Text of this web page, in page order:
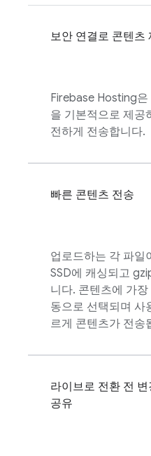
보안 연결로 콘텐츠
Firebase Hosting은
을 기본적으로 제공
전하게 전송합니다.
빠른 콘텐츠 전송
업로드하는 각 파일
SSD에 캐싱되고
니다. 콘텐츠에 가
동으로 선택되며 사
르게 콘텐츠가 전송
라이브로 전환 전
공유